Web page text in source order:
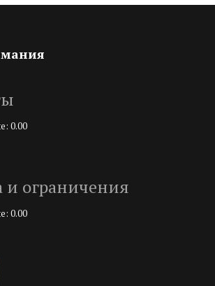
0.00
и ограничения
0.00